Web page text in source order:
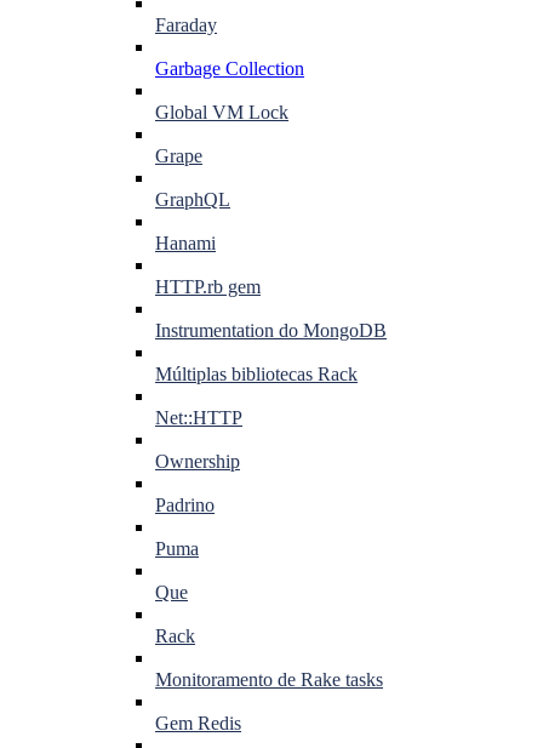
Faraday
Garbage Collection
Global VM Lock
Grape
GraphQL
Hanami
HTTP.rb gem
Instrumentation do MongoDB
Múltiplas bibliotecas Rack
Net::HTTP
Ownership
Padrino
Puma
Que
Rack
Monitoramento de Rake tasks
Gem Redis